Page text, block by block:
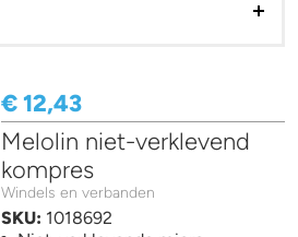
€ 12,43
Melolin niet-verklevend
kompres
Windels en verbanden
SKU: 1018692